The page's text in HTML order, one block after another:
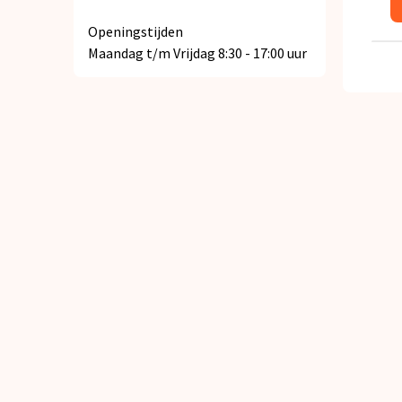
Openingstijden
Maandag t/m Vrijdag 8:30 - 17:00 uur